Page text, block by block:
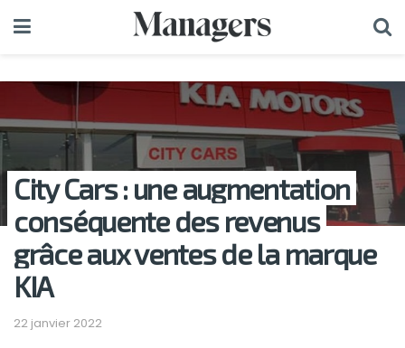
City Cars : une augmentation
conséquente des revenus
grâce aux ventes de la marque
KIA
22 janvier 2022